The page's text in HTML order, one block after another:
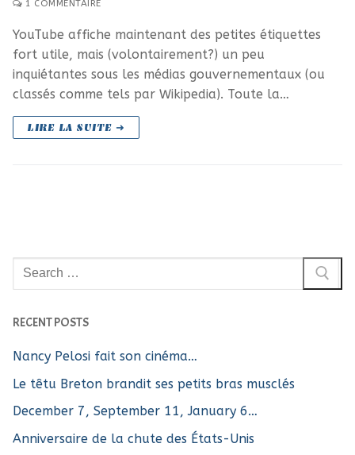
1 COMMENTAIRE
YouTube affiche maintenant des petites étiquettes
fort utile, mais (volontairement?) un peu
inquiétantes sous les médias gouvernementaux (ou
classés comme tels par Wikipedia). Toute la…
LIRE LA SUITE ➜
Rechercher
:
RECENT POSTS
Nancy Pelosi fait son cinéma…
Le têtu Breton brandit ses petits bras musclés
December 7, September 11, January 6…
Anniversaire de la chute des États-Unis